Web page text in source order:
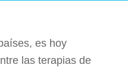
es hoy
las terapias de